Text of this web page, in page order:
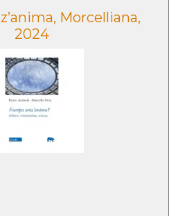
Morcelliana,
2024